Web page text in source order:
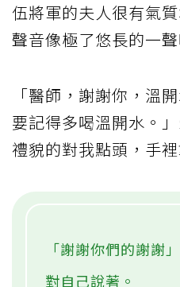
伍將軍的夫人很有氣
聲音像極了悠長的一聲
「醫師，謝謝你，溫
要記得多喝溫開水。
禮貌的對我點頭，手
「謝謝你們的謝謝
對自己說著。